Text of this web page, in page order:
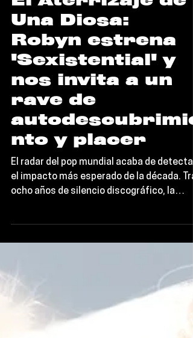
Editorial TORT
Noticias
El Aterrizaje de
Una Diosa:
Robyn estrena
'Sexistential' y
nos invita a un
rave de
autodescubrimie
arquitecta de nuestras lágrimas en la
de baile, Robyn, ha aterrizado de vuelta en
Tierra con su nuevo álbum: Sexistential.
Lanzado vía Young, este disco no es solo